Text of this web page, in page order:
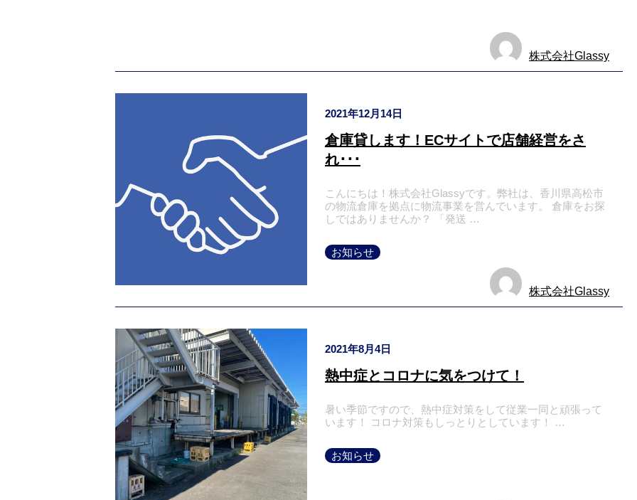
株式会社Glassy
2021年12月14日
倉庫貸します！ECサイトで店舗経営をさ
れ･･･
こんにちは！株式会社Glassyです。弊社は、香川県高松市
の物流倉庫を拠点に物流事業を営んでいます。 倉庫をお探
しではありませんか？ 「発送 …
株式会社Glassy
お知らせ
2021年8月4日
熱中症とコロナに気をつけて！
暑い季節ですので、熱中症対策をして従業一同と頑張って
います！ コロナ対策もしっとりとしています！ …
お知らせ